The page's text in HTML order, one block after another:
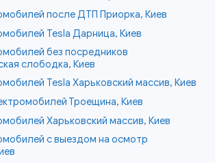
после ДТП Приорка, Киев
Tesla Дарница, Киев
без посредников
слободка, Киев
Tesla Харьковский массив, Киев
Троещина, Киев
Харьковский массив, Киев
с выездом на осмотр